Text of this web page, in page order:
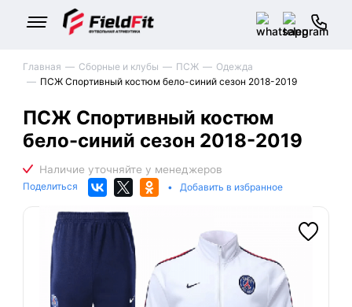
Главная Сборные и клубы ПСЖ
Одежда
ПСЖ Спортивный костюм бело-синий сезон 2018-2019
ПСЖ Спортивный костюм
бело-синий сезон 2018-2019
Поделиться • Добавить в избранное